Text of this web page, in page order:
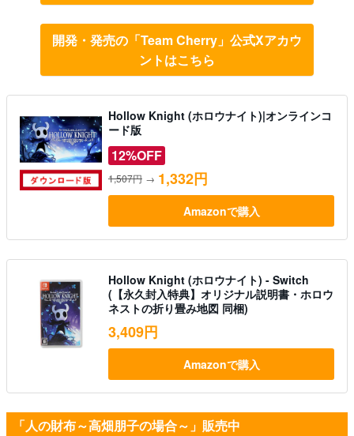
開発・発売の「Team Cherry」公式Xアカウ
ントはこちら
Hollow Knight (ホロウナイト)|オンラインコ
ード版
12%OFF
1,507円 → 1,332円
Amazonで購入
Hollow Knight (ホロウナイト) - Switch
(【永久封入特典】オリジナル説明書・ホロウ
ネストの折り畳み地図 同梱)
3,409円
Amazonで購入
「人の財布～高畑朋子の場合～」販売中